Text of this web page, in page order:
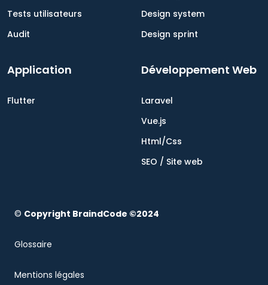
Tests utilisateurs
Audit
Design system
Design sprint
Application
Flutter
Développement Web
Laravel
Vue.js
Html/Css
SEO / Site web
© Copyright BraindCode ©2024
Glossaire
Mentions légales